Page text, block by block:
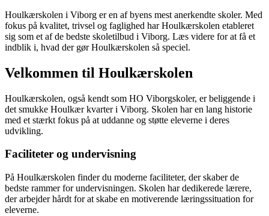
Houlkærskolen i Viborg er en af byens mest anerkendte skoler. Med
fokus på kvalitet, trivsel og faglighed har Houlkærskolen etableret
sig som et af de bedste skoletilbud i Viborg. Læs videre for at få et
indblik i, hvad der gør Houlkærskolen så speciel.
Velkommen til Houlkærskolen
Houlkærskolen, også kendt som HO Viborgskoler, er beliggende i
det smukke Houlkær kvarter i Viborg. Skolen har en lang historie
med et stærkt fokus på at uddanne og støtte eleverne i deres
udvikling.
Faciliteter og undervisning
På Houlkærskolen finder du moderne faciliteter, der skaber de
bedste rammer for undervisningen. Skolen har dedikerede lærere,
der arbejder hårdt for at skabe en motiverende læringssituation for
eleverne.